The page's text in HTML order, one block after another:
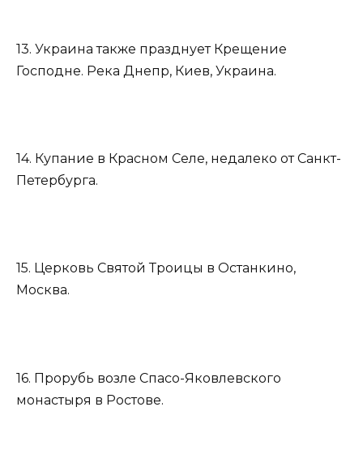
13. Украина также празднует Крещение
Господне. Река Днепр, Киев, Украина.
14. Купание в Красном Селе, недалеко от Санкт-
Петербурга.
15. Церковь Святой Троицы в Останкино,
Москва.
16. Прорубь возле Спасо-Яковлевского
монастыря в Ростове.